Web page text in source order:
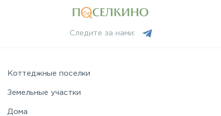
Следите за нами:
Коттеджные поселки
Земельные участки
Дома